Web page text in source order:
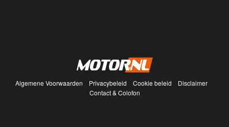
Algemene Voorwaarden Privacybeleid Cookie beleid
Disclaimer
Contact & Colofon